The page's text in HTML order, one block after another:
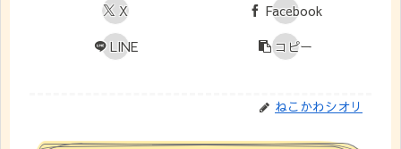
X
Facebook
LINE
コピー
ねこかわシオリ